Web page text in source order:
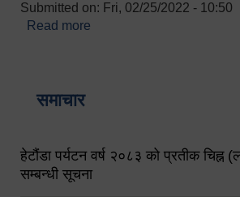
Submitted on: Fri, 02/25/2022 - 10:50
Read more
समाचार
हेटौंडा पर्यटन वर्ष २०८३ को प्रतीक चिह्न
सम्बन्धी सूचना